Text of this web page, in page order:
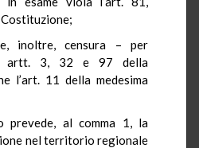
inoltre, censura – per
artt. 3, 32 e 97 della
l’art. 11 della medesima
prevede, al comma 1, la
nel territorio regionale